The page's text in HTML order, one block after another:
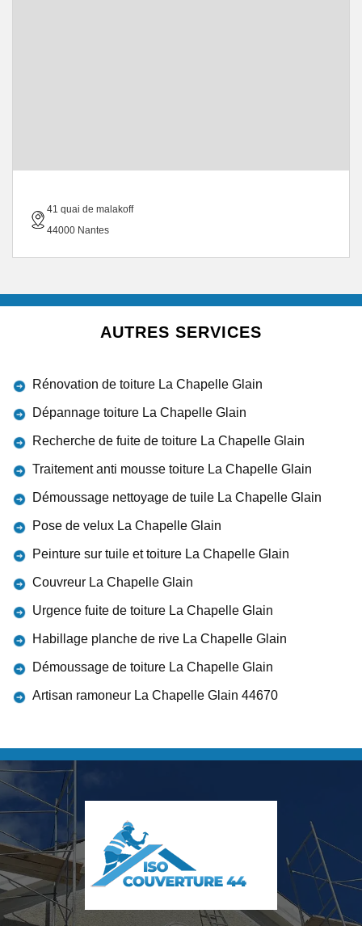
41 quai de malakoff
44000 Nantes
AUTRES SERVICES
Rénovation de toiture La Chapelle Glain
Dépannage toiture La Chapelle Glain
Recherche de fuite de toiture La Chapelle Glain
Traitement anti mousse toiture La Chapelle Glain
Démoussage nettoyage de tuile La Chapelle Glain
Pose de velux La Chapelle Glain
Peinture sur tuile et toiture La Chapelle Glain
Couvreur La Chapelle Glain
Urgence fuite de toiture La Chapelle Glain
Habillage planche de rive La Chapelle Glain
Démoussage de toiture La Chapelle Glain
Artisan ramoneur La Chapelle Glain 44670